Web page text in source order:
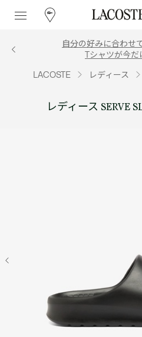
自分の好みに合わせ
Tシャツが今だ
LACOSTE レディース
レディース SERVE